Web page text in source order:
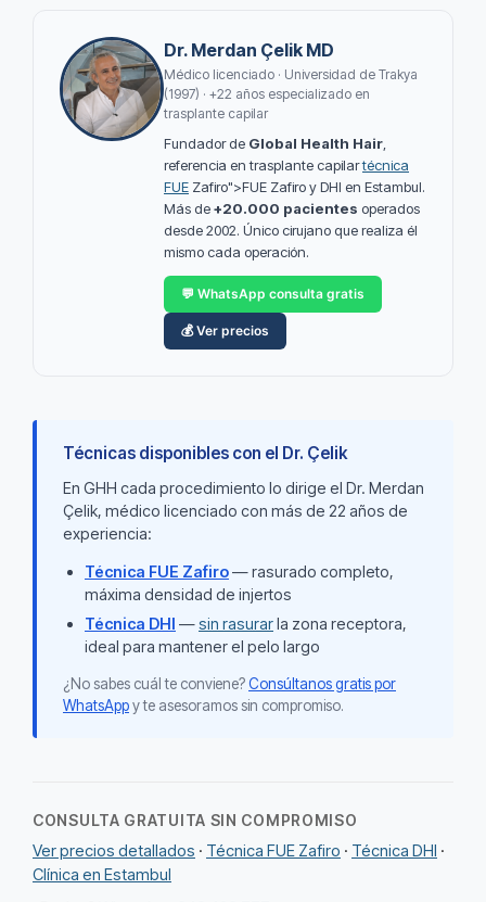
Dr. Merdan Çelik MD
Médico licenciado · Universidad de Trakya
(1997) · +22 años especializado en
trasplante capilar
Fundador de Global Health Hair
referencia en trasplante capilartécnica
FUE Zafiro">FUE Zafiro y DHI en Estambul.
Más de+20.000 pacientes operados
desde 2002. Único cirujano que realiza él
mismo cada operación.
💬 WhatsApp consulta gratis
💰 Ver precios
Técnicas disponibles con el Dr. Çelik
En GHH cada procedimiento lo dirige el Dr. Merdan
Çelik, médico licenciado con más de 22 años de
experiencia:
Técnica FUE Zafiro— rasurado completo,
máxima densidad de injertos
Técnica DHI —sin rasurarla zona receptora,
ideal para mantener el pelo largo
¿No sabes cuál te conviene?Consúltanos gratis por
WhatsAppy te asesoramos sin compromiso.
CONSULTA GRATUITA SIN COMPROMISO
Ver precios detallados · Técnica FUE Zafiro · Técnica DHI ·
Clínica en Estambul